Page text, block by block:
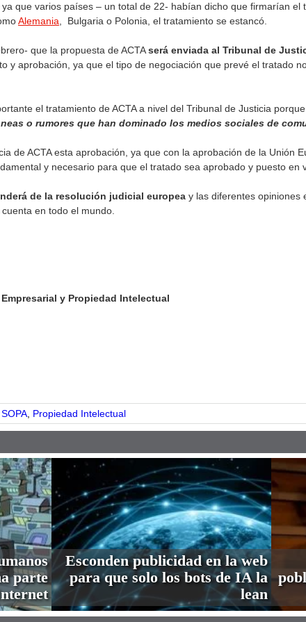
que varios países – un total de 22- habían dicho que firmarían el
Alemania , Bulgaria o Polonia, el tratamiento se estancó.
que la propuesta de ACTAserá enviada al Tribunal de
y aprobación, ya que el tipo de negociación que prevé el tratado
el tratamiento de ACTA a nivel del Tribunal de Justicia porque
o rumores que han dominado los medios sociales de
de ACTA esta aprobación, ya que con la aprobación de la Unión
y necesario para que el tratado sea aprobado y puesto en
de la resolución judicial europea y las diferentes opiniones
en todo el mundo.
y Propiedad Intelectual
Propiedad Intelectual
parte
Esconden publicidad en la web
para que solo los bots de IA la
lean